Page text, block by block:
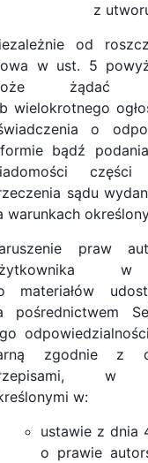
z
od
w ust. 5
żądać
wielokrotnego
o
bądź
części
sądu
warunkach
praw
w
materiałów
pośrednictwem
zgodnie z
w
w:
ustawie z dnia
o prawie